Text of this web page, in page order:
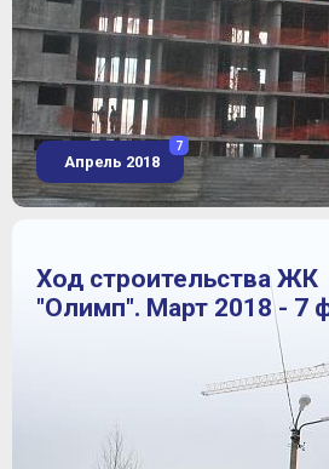
Апрель 2018
7
Ход строительства ЖК
"Олимп". Март 2018 - 7